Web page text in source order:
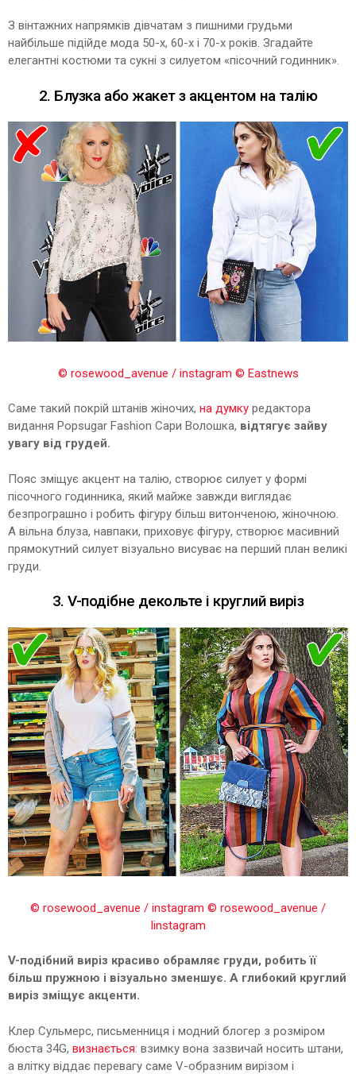
З вінтажних напрямків дівчатам з пишними грудьми
найбільше підійде мода 50-х, 60-х і 70-х років. Згадайте
елегантні костюми та сукні з силуетом «пісочний годинник».
2. Блузка або жакет з акцентом на талію
© rosewood_avenue / instagram © Eastnews
Саме такий покрій штанів жіночих, на думку редактора
видання Popsugar Fashion Сари Волошка, відтягує зайву
увагу від грудей.
Пояс зміщує акцент на талію, створює силует у формі
пісочного годинника, який майже завжди виглядає
безпрограшно і робить фігуру більш витонченою, жіночною.
А вільна блуза, навпаки, приховує фігуру, створює масивний
прямокутний силует візуально висуває на перший план великі
груди.
3. V-подібне декольте і круглий виріз
© rosewood_avenue / instagram © rosewood_avenue /
Iinstagram
V-подібний виріз красиво обрамляє груди, робить її
більш пружною і візуально зменшує. А глибокий круглий
виріз зміщує акценти.
Клер Сульмерс, письменниця і модний блогер з розміром
бюста 34G, визнається: взимку вона зазвичай носить штани,
а влітку віддає перевагу саме V-образним вирізом і